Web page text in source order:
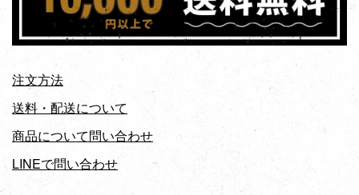
注文方法
送料・配送について
商品について問い合わせ
LINEで問い合わせ